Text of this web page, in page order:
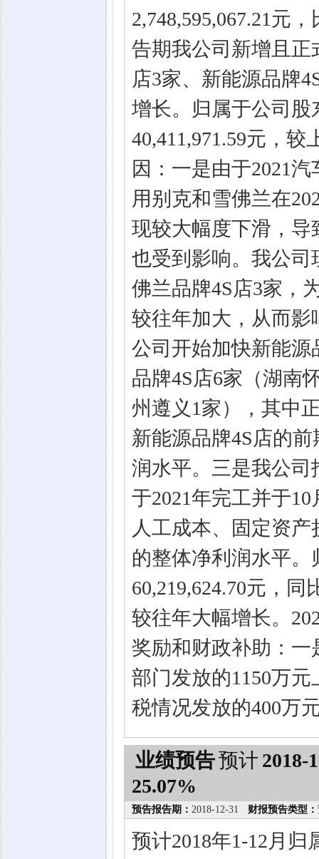
2,748,595,067.21元
告期我公司新增且正
店3家、新能源品牌
增长。归属于公司
40,411,971.59元，
因：一是由于2021
用别克和雪佛兰在
现较大幅度下滑，导
也受到影响。我公司
佛兰品牌4S店3家，
较往年加大，从而影
公司开始加快新能源
品牌4S店6家（湖南
州遵义1家），其中
新能源品牌4S店的
润水平。三是我公
于2021年完工并于
人工成本、固定资
的整体净利润水平
60,219,624.70元，
较往年大幅增长。
奖励和财政补助：一
部门发放的1150万
税情况发放的400万
业绩预告预计 2018-
25.07%
预告报告期： 2018-12-31 财报预告类型：
预计2018年1-12月